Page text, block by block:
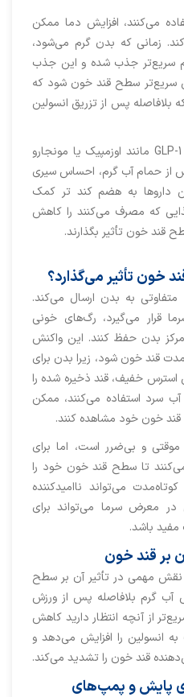
می‌کنند، افزایش دما ممکن
زمانی که بدن گرم می‌شود،
سریع‌تر جذب شده و این جذب
سریع‌تر سطح قند خون شود که
بلافاصله پس از تزریق انسولین
همچنین، افرادی که از داروهای GLP-1 مانند اوزمپیک یا مونجارو
از حمام آب گرم، احساس سیری
داروها به هضم کند تر کمک
که مصرف می‌کنند را کاهش
قند خون تأثیر بگذارند.
خون تأثیر می‌گذارد؟
به بدن ارسال می‌کند.
قرار می‌گیرد، رگ‌های خونی
بدن حفظ کنند. این واکنش
قند خون شود، زیرا بدن برای
خفیف، قند ذخیره‌ شده را
سرد استفاده می‌کنند، ممکن
خون خود مشاهده کنند.
و بی‌ضرر است، اما برای
تا سطح قند خون خود را
می‌تواند ناامیدکننده
در معرض سرما می‌تواند برای
مفید باشد.
بر قند خون
مهمی در تأثیر آن بر سطح
آب گرم بلافاصله پس از ورزش
از آنچه انتظار دارید کاهش
انسولین را افزایش می‌دهد و
قند خون را تشدید می‌کند.
پایش و پمپ‌های